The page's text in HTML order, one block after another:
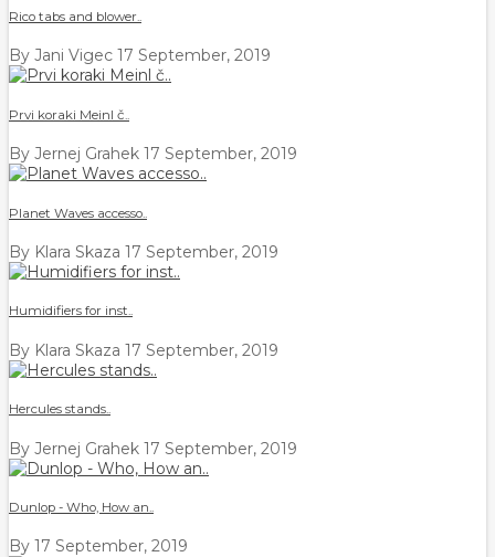
Rico tabs and blower..
By Jani Vigec 17 September, 2019
Prvi koraki Meinl č..
By Jernej Grahek 17 September, 2019
Planet Waves accesso..
By Klara Skaza 17 September, 2019
Humidifiers for inst..
By Klara Skaza 17 September, 2019
Hercules stands..
By Jernej Grahek 17 September, 2019
Dunlop - Who, How an..
By 17 September, 2019